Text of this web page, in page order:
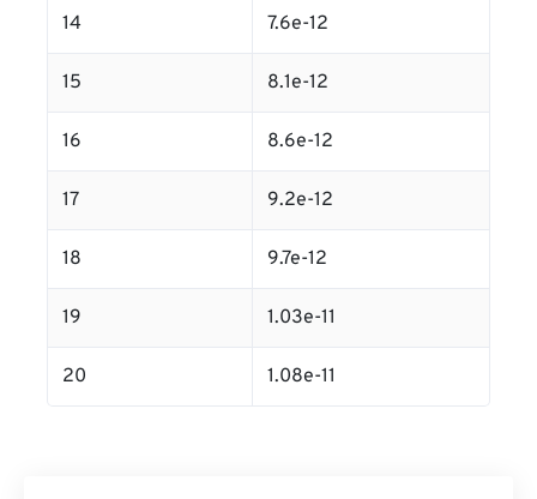
14 7.6e-12
15 8.1e-12
16 8.6e-12
17 9.2e-12
18 9.7e-12
19 1.03e-11
20 1.08e-11